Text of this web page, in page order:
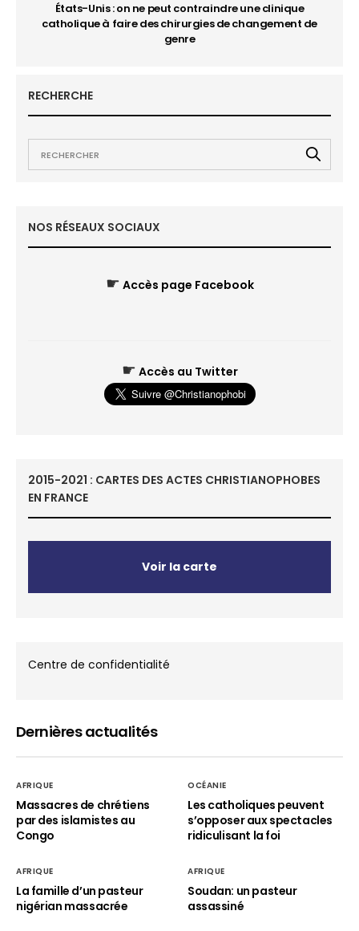
États-Unis : on ne peut contraindre une clinique
catholique à faire des chirurgies de changement de
genre
RECHERCHE
NOS RÉSEAUX SOCIAUX
☛ Accès page Facebook
☛ Accès au Twitter
2015-2021 : CARTES DES ACTES CHRISTIANOPHOBES
EN FRANCE
Voir la carte
Centre de confidentialité
Dernières actualités
AFRIQUE
Massacres de chrétiens
par des islamistes au
Congo
OCÉANIE
Les catholiques peuvent
s’opposer aux spectacles
ridiculisant la foi
AFRIQUE
La famille d’un pasteur
nigérian massacrée
AFRIQUE
Soudan: un pasteur
assassiné